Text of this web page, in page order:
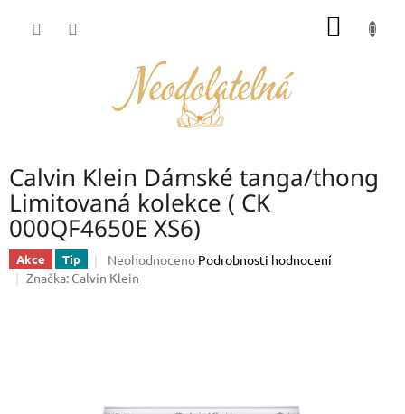
Calvin Klein Dámské tanga/thong
Limitovaná kolekce ( CK
000QF4650E XS6)
Akce Tip
Průměrné
hodnocení
Neohodnoceno Podrobnosti hodnocení
Značka: Calvin Klein